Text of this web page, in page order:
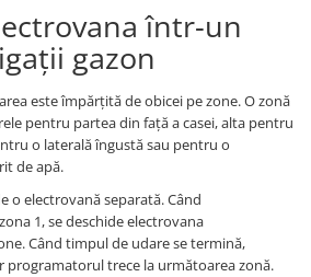
într-un
gazon
este împărțită de obicei pe zone. O zonă
pentru partea din față a casei, alta pentru
o laterală îngustă sau pentru o
de apă.
o electrovană separată. Când
1, se deschide electrovana
Când timpul de udare se termină,
programatorul trece la următoarea zonă.